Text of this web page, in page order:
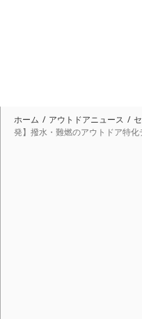
ホーム アウトドアニュース
発】撥水・難燃のアウトドア特